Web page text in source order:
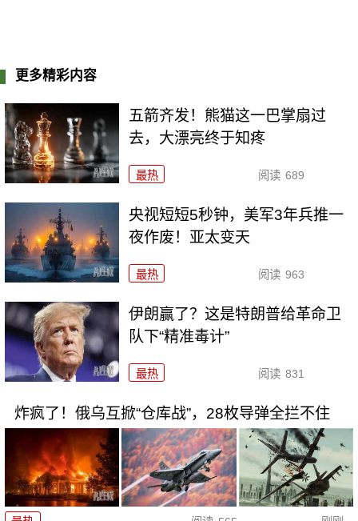
更多精彩内容
五箭齐发！熊猫这一巴掌扇过
去，大漂亮终于知疼
最热 阅读 689
央视短短5秒钟，美军3年兵推一
夜作废！亚太变天
最热 阅读 963
伊朗赢了？这是特朗普给革命卫
队下“精准毒计”
最热 阅读 831
炸疯了！俄乌互掀“仓库战”，28枚导弹全拦不住